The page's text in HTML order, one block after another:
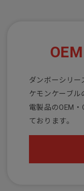
ダンボーシリ
ケモンケーブ
電製品のOEM
ております。